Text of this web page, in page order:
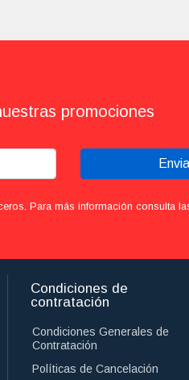
promociones
Para más información consulta
Condiciones de
contratación
Condiciones Generales de
Contratación
Políticas de Cancelación